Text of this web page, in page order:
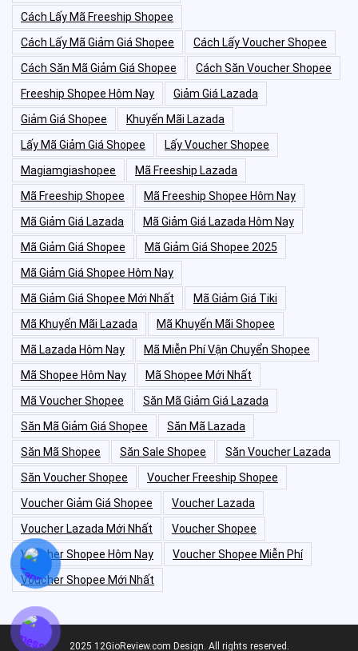
Cách Lấy Mã Freeship Shopee
Cách Lấy Mã Giảm Giá Shopee
Cách Lấy Voucher Shopee
Cách Săn Mã Giảm Giá Shopee
Cách Săn Voucher Shopee
Freeship Shopee Hôm Nay
Giảm Giá Lazada
Giảm Giá Shopee
Khuyến Mãi Lazada
Lấy Mã Giảm Giá Shopee
Lấy Voucher Shopee
Magiamgiashopee
Mã Freeship Lazada
Mã Freeship Shopee
Mã Freeship Shopee Hôm Nay
Mã Giảm Giá Lazada
Mã Giảm Giá Lazada Hôm Nay
Mã Giảm Giá Shopee
Mã Giảm Giá Shopee 2025
Mã Giảm Giá Shopee Hôm Nay
Mã Giảm Giá Shopee Mới Nhất
Mã Giảm Giá Tiki
Mã Khuyến Mãi Lazada
Mã Khuyến Mãi Shopee
Mã Lazada Hôm Nay
Mã Miễn Phí Vận Chuyển Shopee
Mã Shopee Hôm Nay
Mã Shopee Mới Nhất
Mã Voucher Shopee
Săn Mã Giảm Giá Lazada
Săn Mã Giảm Giá Shopee
Săn Mã Lazada
Săn Mã Shopee
Săn Sale Shopee
Săn Voucher Lazada
Săn Voucher Shopee
Voucher Freeship Shopee
Voucher Giảm Giá Shopee
Voucher Lazada
Voucher Lazada Mới Nhất
Voucher Shopee
Voucher Shopee Hôm Nay
Voucher Shopee Miễn Phí
Voucher Shopee Mới Nhất
2025 12GioReview.com Design. All rights reserved.